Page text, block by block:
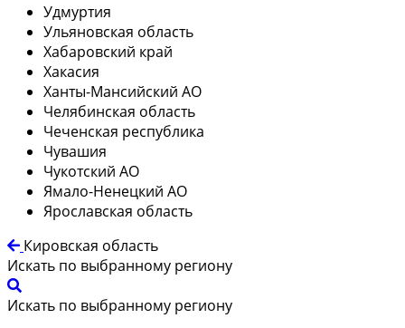
Удмуртия
Ульяновская область
Хабаровский край
Хакасия
Ханты-Мансийский АО
Челябинская область
Чеченская республика
Чувашия
Чукотский АО
Ямало-Ненецкий АО
Ярославская область
Кировская область
Искать по выбранному региону
Искать по выбранному региону